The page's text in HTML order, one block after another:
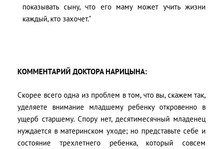
показывать сыну, что его маму может учить жизни
каждый, кто захочет."
КОММЕНТАРИЙ ДОКТОРА НАРИЦЫНА:
Скорее всего одна из проблем в том, что вы, скажем так,
уделяете внимание младшему ребенку откровенно в
ущерб старшему. Спору нет, десятимесячный младенец
нуждается в материнском уходе; но представьте себе и
состояние трехлетнего ребенка, который совсем